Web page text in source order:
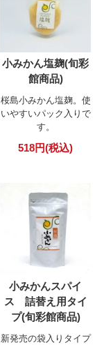
小みかん塩麹(旬彩
館商品)
桜島小みかん塩麹。使
いやすいパック入りで
す。
518円(税込)
小みかんスパイ
ス 詰替え用タイ
プ(旬彩館商品)
新発売の袋入りタイプ